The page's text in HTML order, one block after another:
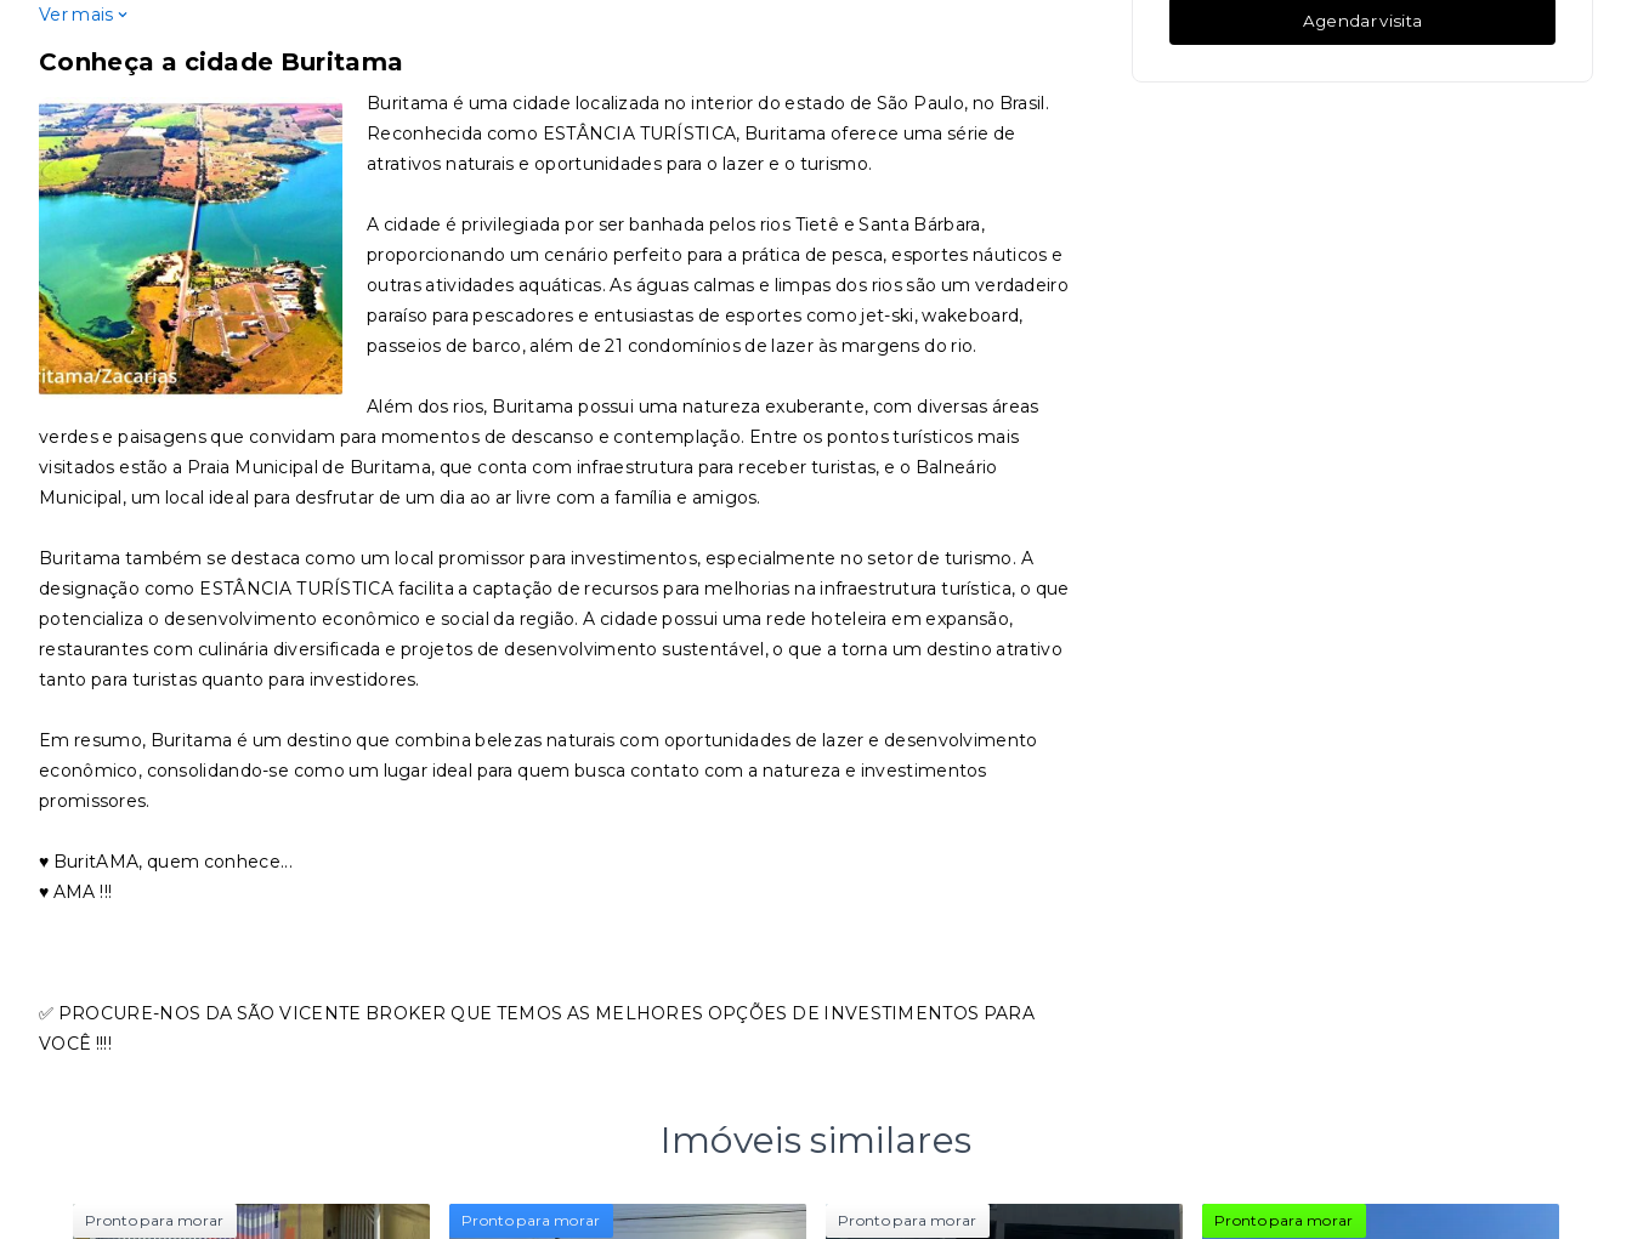
Ver mais
Conheça a cidade Buritama
Buritama é uma cidade localizada no interior do estado de São Paulo, no Brasil.
Reconhecida como ESTÂNCIA TURÍSTICA, Buritama oferece uma série de
atrativos naturais e oportunidades para o lazer e o turismo.
A cidade é privilegiada por ser banhada pelos rios Tietê e Santa Bárbara,
proporcionando um cenário perfeito para a prática de pesca, esportes náuticos e
outras atividades aquáticas. As águas calmas e limpas dos rios são um verdadeiro
paraíso para pescadores e entusiastas de esportes como jet-ski, wakeboard,
passeios de barco, além de 21 condomínios de lazer às margens do rio.
Além dos rios, Buritama possui uma natureza exuberante, com diversas áreas
verdes e paisagens que convidam para momentos de descanso e contemplação. Entre os pontos turísticos mais
visitados estão a Praia Municipal de Buritama, que conta com infraestrutura para receber turistas, e o Balneário
Municipal, um local ideal para desfrutar de um dia ao ar livre com a família e amigos.
Buritama também se destaca como um local promissor para investimentos, especialmente no setor de turismo. A
designação como ESTÂNCIA TURÍSTICA facilita a captação de recursos para melhorias na infraestrutura turística, o que
potencializa o desenvolvimento econômico e social da região. A cidade possui uma rede hoteleira em expansão,
restaurantes com culinária diversificada e projetos de desenvolvimento sustentável, o que a torna um destino atrativo
tanto para turistas quanto para investidores.
Em resumo, Buritama é um destino que combina belezas naturais com oportunidades de lazer e desenvolvimento
econômico, consolidando-se como um lugar ideal para quem busca contato com a natureza e investimentos
promissores.
♥️ BuritAMA, quem conhece...
♥️ AMA !!!
✅ PROCURE-NOS DA SÃO VICENTE BROKER QUE TEMOS AS MELHORES OPÇÕES DE INVESTIMENTOS PARA
VOCÊ !!!!
Agendar visita
Imóveis similares
Pronto para morar Pronto para morar Pronto para morar Pronto para morar